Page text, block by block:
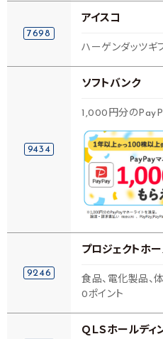
7698
アイスコ
ハーゲンダッツギ
9434
ソフトバンク
1,000円分の
9246
プロジェクトホ
食品、電化製品、
0ポイント
ＱＬＳホールディ